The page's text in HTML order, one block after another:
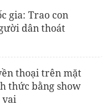
gia: Trao con
dân thoát
thoại trên mặt
thức bằng show
vai